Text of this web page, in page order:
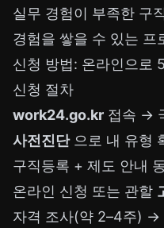
실무 경험이 부족한 구
경험을 쌓을 수 있는 프
신청 방법: 온라인으로
신청 절차
work24.go.kr 접속 →
사전진단으로 내 유형
구직등록 + 제도 안내
온라인 신청 또는 관할
자격 조사(약 2–4주) →